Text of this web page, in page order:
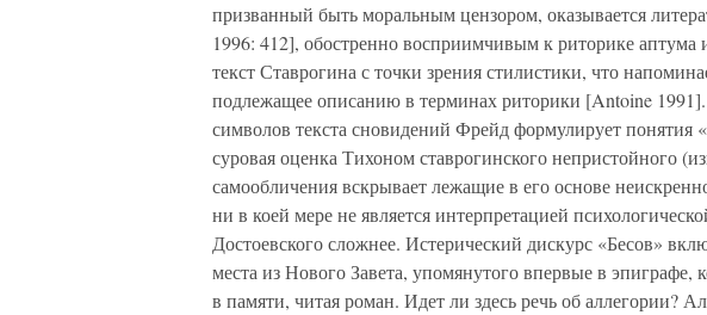
призванный быть моральным цензором, оказывается
1996: 412], обостренно восприимчивым к риторике аптума
текст Ставрогина с точки зрения стилистики, что
подлежащее описанию в терминах риторики [Antoine
символов текста сновидений Фрейд формулирует понятия
суровая оценка Тихоном ставрогинского непристойного
самообличения вскрывает лежащие в его основе
ни в коей мере не является интерпретацией
Достоевского сложнее. Истерический дискурс «Бесов»
места из Нового Завета, упомянутого впервые в
в памяти, читая роман. Идет ли здесь речь об аллегории?